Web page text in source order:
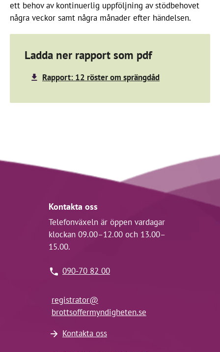
ett behov av kontinuerlig uppföljning av stödbehovet
några veckor samt några månader efter händelsen.
Ladda ner rapport som pdf
Rapport: 12 röster om sprängdåd
Kontakta oss
Telefonväxeln är öppen vardagar
klockan 09.00–12.00 och 13.00–
15.00.
090-70 82 00
registrator@
brottsoffermyndigheten.se
Kontakta oss